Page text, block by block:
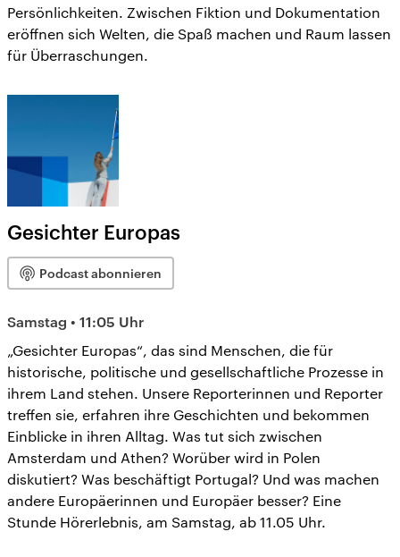
Persönlichkeiten. Zwischen Fiktion und Dokumentation
eröffnen sich Welten, die Spaß machen und Raum lassen
für Überraschungen.
Gesichter Europas
Podcast abonnieren
Samstag • 11:05 Uhr
„Gesichter Europas“, das sind Menschen, die für
historische, politische und gesellschaftliche Prozesse in
ihrem Land stehen. Unsere Reporterinnen und Reporter
treffen sie, erfahren ihre Geschichten und bekommen
Einblicke in ihren Alltag. Was tut sich zwischen
Amsterdam und Athen? Worüber wird in Polen
diskutiert? Was beschäftigt Portugal? Und was machen
andere Europäerinnen und Europäer besser? Eine
Stunde Hörerlebnis, am Samstag, ab 11.05 Uhr.